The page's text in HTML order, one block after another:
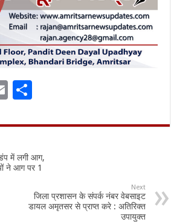
E
ai
l
ar
में लगी आग,
ने आग पर 1
Next
जिला प्रशासन के संपर्क नंबर वेबसाइट
डायल अमृतसर से प्राप्त करे : अतिरिक्त
उपायुक्त